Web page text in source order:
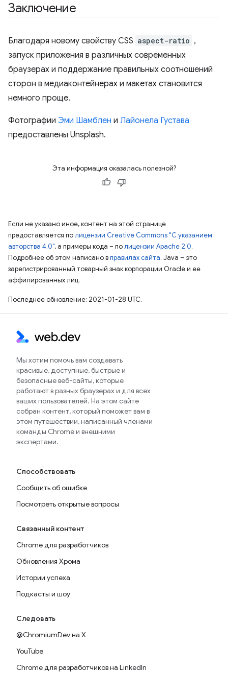
Заключение
Благодаря новому свойству CSS aspect-ratio ,
запуск приложения в различных современных
браузерах и поддержание правильных соотношений
сторон в медиаконтейнерах и макетах становится
немного проще.
Фотографии Эми Шамблен и Лайонела Густава
предоставлены Unsplash.
Эта информация оказалась полезной?
Если не указано иное, контент на этой странице
предоставляется полицензии Creative Commons "С указанием
авторства 4.0", а примеры кода – полицензии Apache 2.0.
Подробнее об этом написано вправилах сайта. Java – это
зарегистрированный товарный знак корпорации Oracle и ее
аффилированных лиц.
Последнее обновление: 2021-01-28 UTC.
Мы хотим помочь вам создавать
красивые, доступные, быстрые и
безопасные веб-сайты, которые
работают в разных браузерах и для всех
ваших пользователей. На этом сайте
собран контент, который поможет вам в
этом путешествии, написанный членами
команды Chrome и внешними
экспертами.
Способствовать
Сообщить об ошибке
Посмотреть открытые вопросы
Связанный контент
Chrome для разработчиков
Обновления Хрома
Истории успеха
Подкасты и шоу
Следовать
@ChromiumDev на X
YouTube
Chrome для разработчиков на LinkedIn